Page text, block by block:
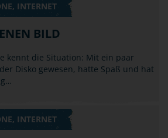
INTERNET
BILD
kennt die Situation: Mit ein paar
Disko gewesen, hatte Spaß und hat
INTERNET